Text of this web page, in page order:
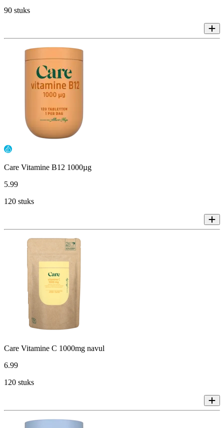
90 stuks
Care Vitamine B12 1000µg
5.99
120 stuks
Care Vitamine C 1000mg navul
6.99
120 stuks